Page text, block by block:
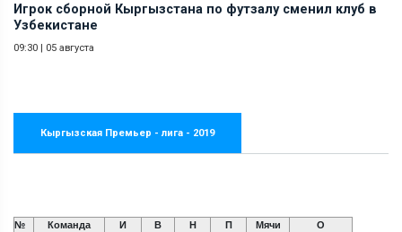
Игрок сборной Кыргызстана по футзалу сменил клуб в
Узбекистане
09:30 | 05 августа
Кыргызская Премьер - лига - 2019
№ Команда И В Н П Мячи О